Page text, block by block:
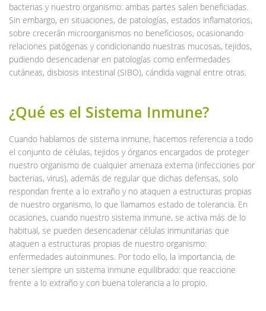
bacterias y nuestro organismo: ambas partes salen beneficiadas.
Sin embargo, en situaciones, de patologías, estados inflamatorios,
sobre crecerán microorganismos no beneficiosos, ocasionando
relaciones patógenas y condicionando nuestras mucosas, tejidos,
pudiendo desencadenar en patologías como enfermedades
cutáneas, disbiosis intestinal (SIBO), cándida vaginal entre otras.
¿Qué es el Sistema Inmune?
Cuando hablamos de sistema inmune, hacemos referencia a todo
el conjunto de células, tejidos y órganos encargados de proteger
nuestro organismo de cualquier amenaza externa (infecciones por
bacterias, virus), además de regular que dichas defensas, solo
respondan frente a lo extraño y no ataquen a estructuras propias
de nuestro organismo, lo que llamamos estado de tolerancia. En
ocasiones, cuando nuestro sistema inmune, se activa más de lo
habitual, se pueden desencadenar células inmunitarias que
ataquen a estructuras propias de nuestro organismo:
enfermedades autoinmunes. Por todo ello, la importancia, de
tener siempre un sistema inmune equilibrado: que reaccione
frente a lo extraño y con buena tolerancia a lo propio.